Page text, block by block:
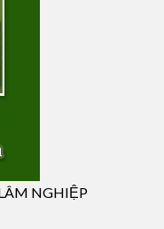
NGHIỆP